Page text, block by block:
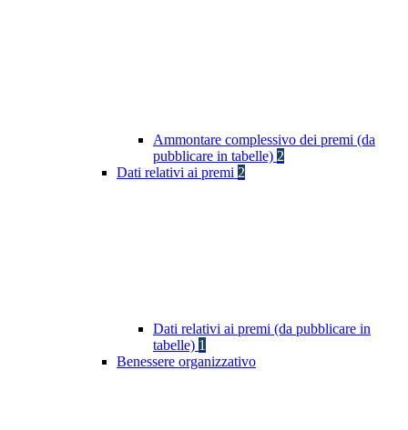
Ammontare complessivo dei premi (da
pubblicare in tabelle) 2
Dati relativi ai premi 2
Dati relativi ai premi (da pubblicare in
tabelle) 1
Benessere organizzativo